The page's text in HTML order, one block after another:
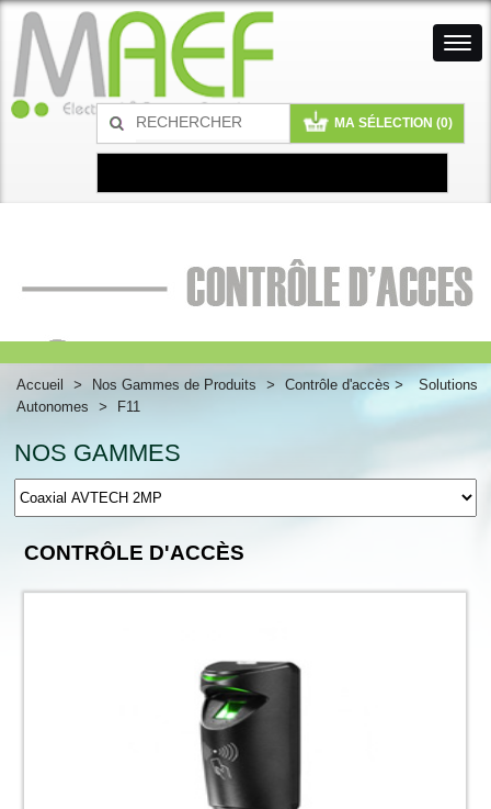
MA SÉLECTION (0)
Accueil > Nos Gammes de Produits > Contrôle d'accès >
Solutions
Autonomes
> F11
NOS GAMMES
CONTRÔLE D'ACCÈS